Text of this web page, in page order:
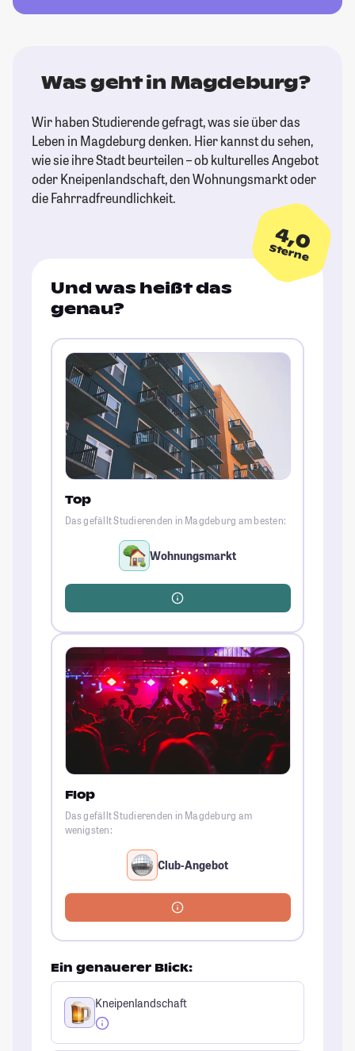
Was geht in Magdeburg?
Wir haben Studierende gefragt, was sie über das
Leben in Magdeburg denken. Hier kannst du sehen,
wie sie ihre Stadt beurteilen – ob kulturelles Angebot
oder Kneipenlandschaft, den Wohnungsmarkt oder
die Fahrradfreundlichkeit.
4,0
Sterne
Und was heißt das
genau?
Top
Das gefällt Studierenden in Magdeburg am besten:
Wohnungsmarkt
Flop
Das gefällt Studierenden in Magdeburg am
wenigsten:
Club-Angebot
Ein genauerer Blick:
Kneipenlandschaft